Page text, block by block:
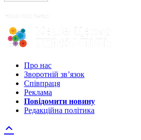
Про нас
Зворотній зв’язок
Співпраця
Реклама
Повідомити новину
Редакційна політика